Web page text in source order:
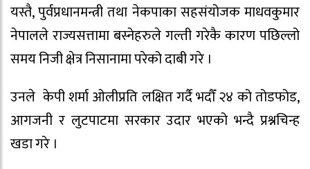
यस्तै, पुर्वप्रधानमन्त्री तथा नेकपाका सहसंयोजक माधवकुमार
नेपालले राज्यसत्तामा बस्नेहरुले गल्ती गरेकै कारण पछिल्लो
समय निजी क्षेत्र निसानामा परेको दाबी गरे ।
उनले केपी शर्मा ओलीप्रति लक्षित गर्दै भदौँ २४ को तोडफोड,
आगजनी र लुटपाटमा सरकार उदार भएको भन्दै प्रश्नचिन्ह
खडा गरे ।